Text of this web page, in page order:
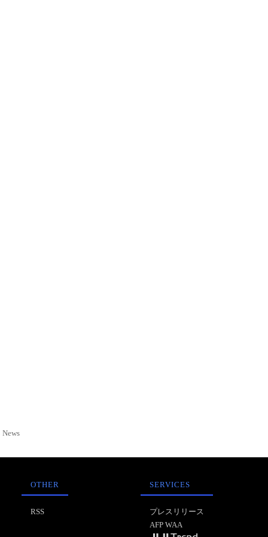
OTHER
RSS
SERVICES
プレスリリース
AFP WAA